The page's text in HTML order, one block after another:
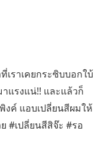
เราเคยกระซิบบอกใบ้
แรงแน่!! และแล้วก็
งค์ แอบเปลี่ยนสีผมให้
#เปลี่ยนสีสิจ๊ะ #รอ